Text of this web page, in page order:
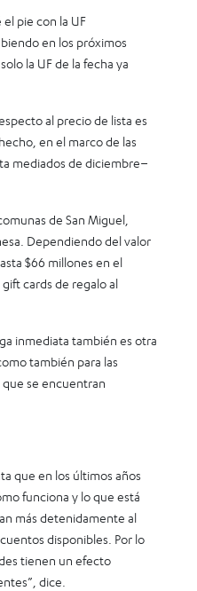
pie con la UF
en los próximos
la UF de la fecha ya
al precio de lista es
en el marco de las
mediados de diciembre–
de San Miguel,
Dependiendo del valor
$66 millones en el
cards de regalo al
inmediata también es otra
también para las
que se encuentran
que en los últimos años
funciona y lo que está
más detenidamente al
disponibles. Por lo
tienen un efecto
dice.